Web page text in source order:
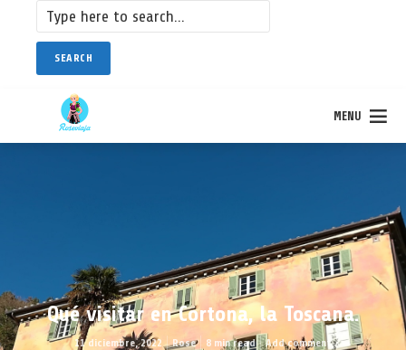
SEARCH
MENU
Qué visitar en Cortona, la Toscana.
11 diciembre, 2022 Rose 8 min read Add comment